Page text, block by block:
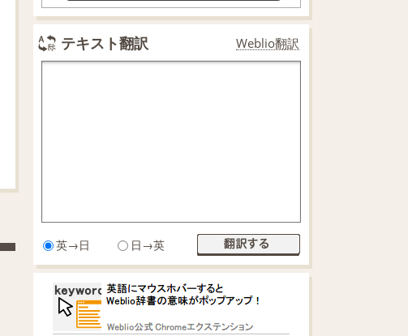
テキスト翻訳 Weblio翻訳
英→日 日→英